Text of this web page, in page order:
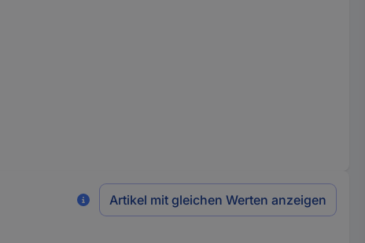
Artikel mit gleichen Werten anzeigen